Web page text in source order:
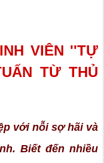
VIÊN ''TỰ
TỪ THỦ
với nỗi sợ hãi và
Biết đến nhiều